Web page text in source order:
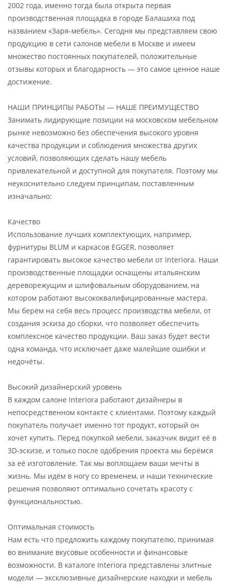
2002 года, именно тогда была открыта первая
производственная площадка в городе Балашиха под
названием «Заря-мебель». Сегодня мы представляем свою
продукцию в сети салонов мебели в Москве и имеем
множество постоянных покупателей, положительные
отзывы которых и благодарность — это самое ценное наше
достижение.
НАШИ ПРИНЦИПЫ РАБОТЫ — НАШЕ ПРЕИМУЩЕСТВО
Занимать лидирующие позиции на московском мебельном
рынке невозможно без обеспечения высокого уровня
качества продукции и соблюдения множества других
условий, позволяющих сделать нашу мебель
привлекательной и доступной для покупателя. Поэтому мы
неукоснительно следуем принципам, поставленным
изначально:
Качество
Использование лучших комплектующих, например,
фурнитуры BLUM и каркасов EGGER, позволяет
гарантировать высокое качество мебели от Interiora. Наши
производственные площадки оснащены итальянским
дереворежущим и шлифовальным оборудованием, на
котором работают высококвалифицированные мастера.
Мы берём на себя весь процесс производства мебели, от
создания эскиза до сборки, что позволяет обеспечить
комплексное качество продукции. Ваш заказ будет вести
одна команда, что исключает даже малейшие ошибки и
недочёты.
Высокий дизайнерский уровень
В каждом салоне Interiora работают дизайнеры в
непосредственном контакте с клиентами. Поэтому каждый
покупатель получает именно тот продукт, который он
хочет купить. Перед покупкой мебели, заказчик видит её в
3D-эскизе, и только после одобрения проекта мы берёмся
за её изготовление. Так мы воплощаем ваши мечты в
жизнь. Мы идём в ногу со временем, и наши технические
решения позволяют оптимально сочетать красоту с
функциональностью.
Оптимальная стоимость
Нам есть что предложить каждому покупателю, принимая
во внимание вкусовые особенности и финансовые
возможности. В каталоге Interiora представлены элитные
модели — эксклюзивные дизайнерские находки и мебель